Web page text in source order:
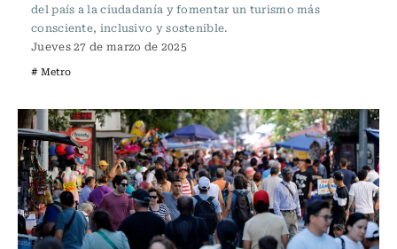
del país a la ciudadanía y fomentar un turismo más
consciente, inclusivo y sostenible.
Jueves 27 de marzo de 2025
# Metro